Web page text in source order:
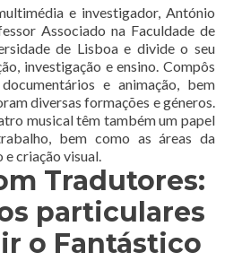
e investigador, António
Associado na Faculdade de
de Lisboa e divide o seu
investigação e ensino. Compôs
e animação, bem
diversas formações e géneros.
musical têm também um papel
bem como as áreas da
criação visual.
Tradutores:
particulares
o Fantástico